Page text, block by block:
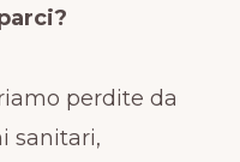
perdite da
sanitari,